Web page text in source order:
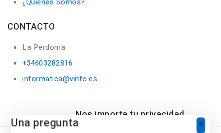
CONTACTO
La Perdoma
+34603282816
informatica@vinfo.es
Nos importa tu privacidad
Para ofrecer una experiencia de
Una pregunta